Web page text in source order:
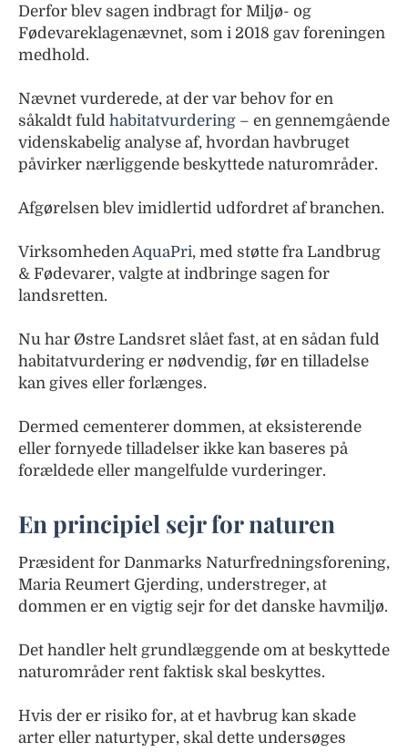
Derfor blev sagen indbragt for Miljø- og
Fødevareklagenævnet, som i 2018 gav foreningen
medhold.
Nævnet vurderede, at der var behov for en
såkaldt fuld habitatvurdering – en gennemgående
videnskabelig analyse af, hvordan havbruget
påvirker nærliggende beskyttede naturområder.
Afgørelsen blev imidlertid udfordret af branchen.
VirksomhedenAquaPri, med støtte fra Landbrug
& Fødevarer, valgte at indbringe sagen for
landsretten.
Nu har Østre Landsret slået fast, at en sådan fuld
habitatvurdering er nødvendig, før en tilladelse
kan gives eller forlænges.
Dermed cementerer dommen, at eksisterende
eller fornyede tilladelser ikke kan baseres på
forældede eller mangelfulde vurderinger.
En principiel sejr for naturen
Præsident for Danmarks Naturfredningsforening,
Maria Reumert Gjerding, understreger, at
dommen er en vigtig sejr for det danske havmiljø.
Det handler helt grundlæggende om at beskyttede
naturområder rent faktisk skal beskyttes.
Hvis der er risiko for, at et havbrug kan skade
arter eller naturtyper, skal dette undersøges